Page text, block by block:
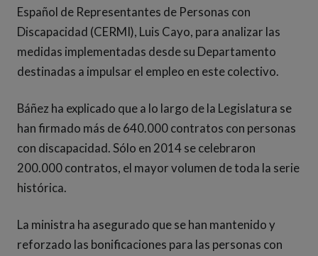
Español de Representantes de Personas con
Discapacidad (CERMI), Luis Cayo, para analizar las
medidas implementadas desde su Departamento
destinadas a impulsar el empleo en este colectivo.
Báñez ha explicado que a lo largo de la Legislatura se
han firmado más de 640.000 contratos con personas
con discapacidad. Sólo en 2014 se celebraron
200.000 contratos, el mayor volumen de toda la serie
histórica.
La ministra ha asegurado que se han mantenido y
reforzado las bonificaciones para las personas con